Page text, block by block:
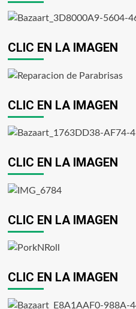
CLIC EN LA IMAGEN
CLIC EN LA IMAGEN
CLIC EN LA IMAGEN
CLIC EN LA IMAGEN
CLIC EN LA IMAGEN